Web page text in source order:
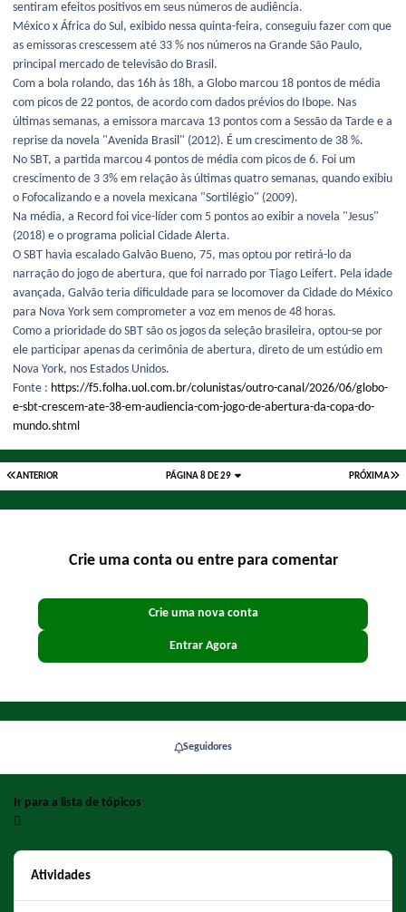
sentiram efeitos positivos em seus números de audiência.
México x África do Sul, exibido nessa quinta-feira, conseguiu fazer com que
as emissoras crescessem até 33 % nos números na Grande São Paulo,
principal mercado de televisão do Brasil.
Com a bola rolando, das 16h às 18h, a Globo marcou 18 pontos de média
com picos de 22 pontos, de acordo com dados prévios do Ibope. Nas
últimas semanas, a emissora marcava 13 pontos com a Sessão da Tarde e a
reprise da novela "Avenida Brasil" (2012). É um crescimento de 38 %.
No SBT, a partida marcou 4 pontos de média com picos de 6. Foi um
crescimento de 3 3% em relação às últimas quatro semanas, quando exibiu
o Fofocalizando e a novela mexicana "Sortilégio" (2009).
Na média, a Record foi vice-líder com 5 pontos ao exibir a novela "Jesus"
(2018) e o programa policial Cidade Alerta.
O SBT havia escalado Galvão Bueno, 75, mas optou por retirá-lo da
narração do jogo de abertura, que foi narrado por Tiago Leifert. Pela idade
avançada, Galvão teria dificuldade para se locomover da Cidade do México
para Nova York sem comprometer a voz em menos de 48 horas.
Como a prioridade do SBT são os jogos da seleção brasileira, optou-se por
ele participar apenas da cerimônia de abertura, direto de um estúdio em
Nova York, nos Estados Unidos.
Fonte : https://f5.folha.uol.com.br/colunistas/outro-canal/2026/06/globo-
e-sbt-crescem-ate-38-em-audiencia-com-jogo-de-abertura-da-copa-do-
mundo.shtml
ANTERIOR PRÓXIMA
PÁGINA 8 DE 29
Crie uma conta ou entre para comentar
Crie uma nova conta
Entrar Agora
Seguidores
Ir para a lista de tópicos
Atividades